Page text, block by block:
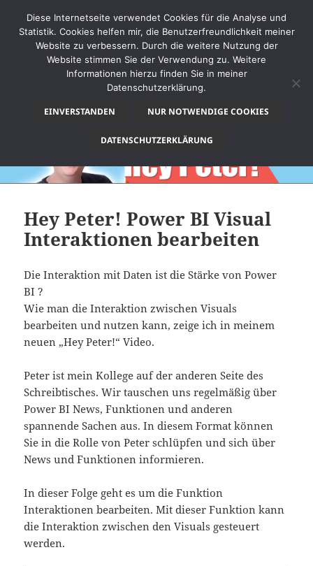
Hey Peter! Power BI Visual
Interaktionen bearbeiten
Die Interaktion mit Daten ist die Stärke von Power
BI ?
Wie man die Interaktion zwischen Visuals
bearbeiten und nutzen kann, zeige ich in meinem
neuen „Hey Peter!“ Video.
Peter ist mein Kollege auf der anderen Seite des
Schreibtisches. Wir tauschen uns regelmäßig über
Power BI News, Funktionen und anderen
spannende Sachen aus. In diesem Format können
Sie in die Rolle von Peter schlüpfen und sich über
News und Funktionen informieren.
In dieser Folge geht es um die Funktion
Interaktionen bearbeiten. Mit dieser Funktion kann
die Interaktion zwischen den Visuals gesteuert
werden.
Diese Internetseite verwendet Cookies für die Analyse und
Statistik. Cookies helfen mir, die Benutzerfreundlichkeit meiner
Website zu verbessern. Durch die weitere Nutzung der
Website stimmen Sie der Verwendung zu. Weitere
Informationen hierzu finden Sie in meiner
Datenschutzerklärung.
EINVERSTANDEN NUR NOTWENDIGE COOKIES
DATENSCHUTZERKLÄRUNG